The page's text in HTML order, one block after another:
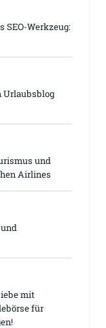
SEO-Werkzeug:
Urlaubsblog
und
Airlines
mit
für